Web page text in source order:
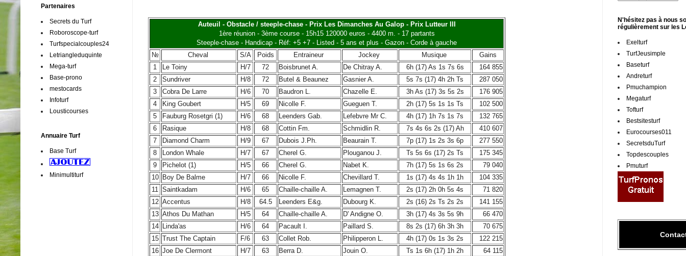
Auteuil - Obstacle / steeple-chase - Prix Les Dimanches Au Galop - Prix Lutteur III
1ère réunion - 3ème course - 15h15 120000 euros - 4400 m. - 17 partants
Steeple-chase - Handicap - Réf: +5 +7 - Listed - 5 ans et plus - Gazon - Corde à gauche
№
Cheval S/A Poids Entraineur Jockey Musique
Gains
1
Le Toiny H/7 72 Boisbrunet A. De Chitray A. 6h (17) As 1s 7s 6s
164 855
2
Sundriver H/8 72 Butel & Beaunez Gasnier A. 5s 7s (17) 4h 2h Ts
287 050
3
Cobra De Larre H/6 70 Baudron L. Chazelle E. 3h As (17) 3s 5s 2s
176 905
4
King Goubert H/5 69 Nicolle F. Gueguen T. 2h (17) 5s 1s 1s Ts
102 500
5
Fauburg Rosetgri (1) H/6 68 Leenders Gab. Lefebvre Mr C. 4h (17) 1h 7s 1s 7s
132 765
6
Rasique H/8 68 Cottin Fm. Schmidlin R. 7s 4s 6s 2s (17) Ah
410 607
7
Diamond Charm H/9 67 Dubois J.Ph. Beaurain T. 7p (17) 1s 2s 3s 6p
277 550
8
London Whale H/7 67 Cherel G. Plouganou J. Ts 5s 6s (17) 2s Ts
175 345
9
Pichelot (1) H/5 66 Cherel G. Nabet K. 7h (17) 5s 1s 6s 2s
79 040
10
Boy De Balme H/7 66 Nicolle F. Chevillard T. 1s (17) 4s 4s 1h 1h
104 335
11 Saintkadam H/6 65 Chaille-chaille A. Lemagnen T. 2s (17) 2h 0h 5s 4s
71 820
12 Accentus H/8 64.5 Leenders E&g. Dubourg K. 2s (16) 2s Ts 2s 2s
141 155
13 Athos Du Mathan H/5 64 Chaille-chaille A. D' Andigne O. 3h (17) 4s 3s 5s 9h
66 470
14
Linda'as H/6 64 Pacault I. Paillard S. 8s 2s (17) 6h 3h 3h
70 675
15 Trust The Captain F/6 63 Collet Rob. Philipperon L. 4h (17) 0s 1s 3s 2s
122 215
16 Joe De Clermont H/7 63 Berra D. Jouin O. Ts 1s 6h (17) 1h 2h
64 115
Partenaires
Secrets du Turf
Roboroscope-turf
Turfspecialcouples24
Letriangleduquinte
Mega-turf
Base-prono
mestocards
Infoturf
Lousticourses
Annuaire Turf
Base Turf
Minimultiturf
N'hésitez pas à nous
régulièrement sur les
Exelturf
TurfJeusimple
Baseturf
Andreturf
Pmuchampion
Megaturf
Tofturf
Bestsitesturf
Eurocourses011
SecretsduTurf
Topdescouples
Pmuturf